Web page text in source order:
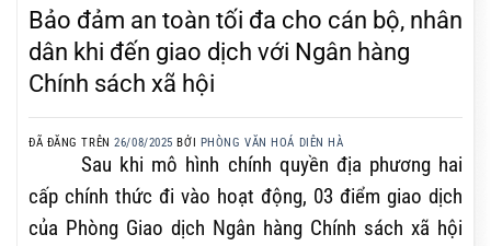
Bảo đảm an toàn tối đa cho cán bộ, nhân
dân khi đến giao dịch với Ngân hàng
Chính sách xã hội
ĐÃ ĐĂNG TRÊN26/08/2025 BỞI PHÒNG VĂN HOÁ DIÊN HÀ
Sau khi mô hình chính quyền địa phương hai
cấp chính thức đi vào hoạt động, 03 điểm giao dịch
của Phòng Giao dịch Ngân hàng Chính sách xã hội